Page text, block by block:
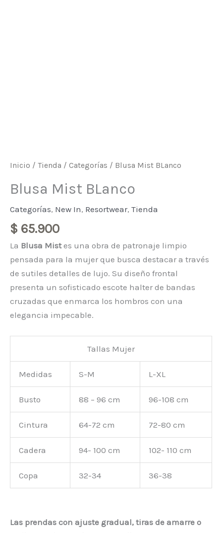
Inicio / Tienda / Categorías / Blusa Mist BLanco
Blusa Mist BLanco
Categorías, New In, Resortwear, Tienda
$ 65.900
La Blusa Mistes una obra de patronaje limpio
pensada para la mujer que busca destacar a través
de sutiles detalles de lujo. Su diseño frontal
presenta un sofisticado escote halter de bandas
cruzadas que enmarca los hombros con una
elegancia impecable.
Tallas Mujer
Medidas S-M L-XL
Busto 88 – 96 cm 96-108 cm
Cintura 64-72 cm 72-80 cm
Cadera 94- 100 cm 102- 110 cm
Copa 32-34 36-38
Las prendas con ajuste gradual, tiras de amarre o